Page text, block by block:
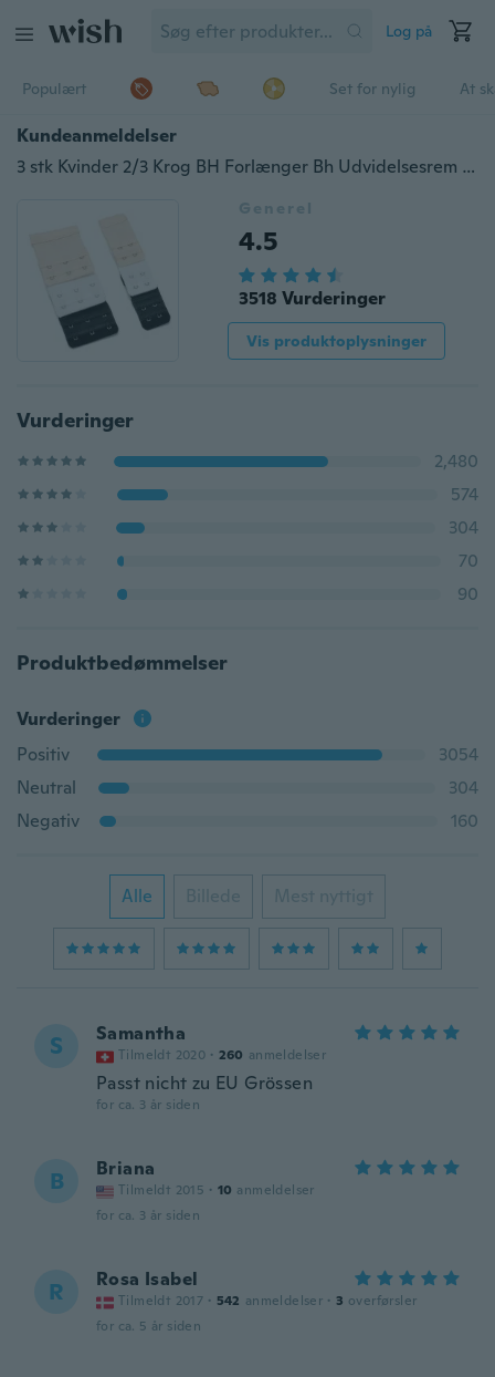
Log på
Populært Set for nylig At
Kundeanmeldelser
3 stk Kvinder 2/3 Krog BH Forlænger Bh Udvidelsesrem Bælte
Generel
4.5
3518 Vurderinger
Vis produktoplysninger
Vurderinger
2,480
574
304
70
90
Produktbedømmelser
Vurderinger
Positiv
3054
Neutral
304
Negativ
160
Alle Billede Mest nyttigt
S Samantha
Tilmeldt 2020 · 260 anmeldelser
Passt nicht zu EU Grössen
for ca. 3 år siden
B Briana
Tilmeldt 2015 · 10 anmeldelser
for ca. 3 år siden
R Rosa Isabel
Tilmeldt 2017 · 542 anmeldelser · 3 overførsler
for ca. 5 år siden